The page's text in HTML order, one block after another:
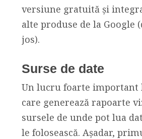
versiune gratuită și
alte produse de la Google
jos).
Surse de date
Un lucru foarte important
care generează rapoarte
sursele de unde pot lua
le folosească. Așadar,